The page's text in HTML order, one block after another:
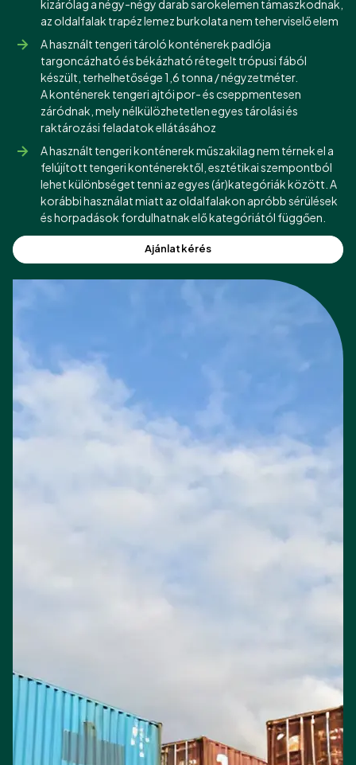
kizárólag a négy-négy darab sarokelemen támaszkodnak,
az oldalfalak trapéz lemez burkolata nem teherviselő elem
A használt tengeri tároló konténerek padlója
targoncázható és békázható rétegelt trópusi fából
készült, terhelhetősége 1,6 tonna / négyzetméter.
A konténerek tengeri ajtói por- és cseppmentesen
záródnak, mely nélkülözhetetlen egyes tárolási és
raktározási feladatok ellátásához
A használt tengeri konténerek műszakilag nem térnek el a
felújított tengeri konténerektől, esztétikai szempontból
lehet különbséget tenni az egyes (ár)kategóriák között. A
korábbi használat miatt az oldalfalakon apróbb sérülések
és horpadások fordulhatnak elő kategóriától függően.
Ajánlatkérés